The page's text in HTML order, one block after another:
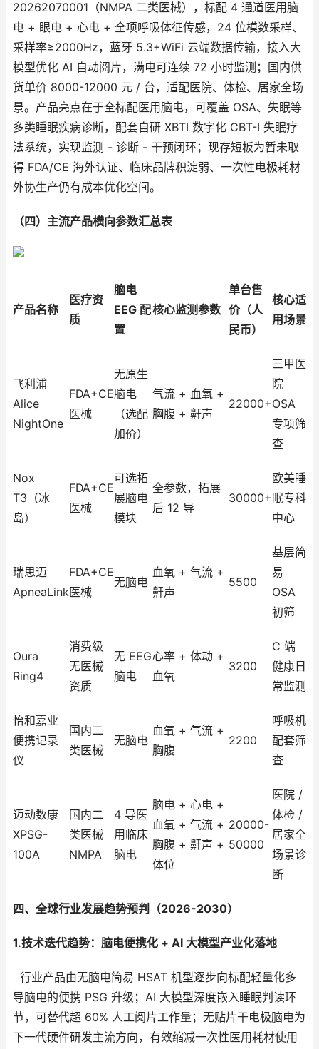
20262070001（NMPA 二类医械），标配 4 通道医用脑
电 + 眼电 + 心电 + 全项呼吸体征传感，24 位模数采样、
采样率≥2000Hz，蓝牙 5.3+WiFi 云端数据传输，接入大
模型优化 AI 自动阅片，满电可连续 72 小时监测；国内供
货单价 8000-12000 元 / 台，适配医院、体检、居家全场
景。产品亮点在于全标配医用脑电，可覆盖 OSA、失眠等
多类睡眠疾病诊断，配套自研 XBTI 数字化 CBT-I 失眠疗
法系统，实现监测 - 诊断 - 干预闭环；现存短板为暂未取
得 FDA/CE 海外认证、临床品牌积淀弱、一次性电极耗材
外协生产仍有成本优化空间。
（四）主流产品横向参数汇总表
产品名称
医疗资
质
脑电
EEG 配
置
核心监测参数
单台售
价（人
民币）
核心适
用场景
飞利浦
Alice
NightOne
FDA+CE
医械
无原生
脑电
（选配
加价）
气流 + 血氧 +
胸腹 + 鼾声
22000+
三甲医
院
OSA
专项筛
查
Nox
T3（冰
岛）
FDA+CE
医械
可选拓
展脑电
模块
全参数，拓展
后 12 导
30000+
欧美睡
眠专科
中心
瑞思迈
ApneaLink
FDA+CE
医械
无脑电
血氧 + 气流 +
鼾声
5500
基层简
易
OSA
初筛
Oura
Ring4
消费级
无医械
资质
无 EEG
脑电
心率 + 体动 +
血氧
3200
C 端
健康日
常监测
怡和嘉业
便携记录
仪
国内二
类医械
无脑电
血氧 + 气流 +
胸腹
2200
呼吸机
配套筛
查
迈动数康
XPSG-
100A
国内二
类医械
NMPA
4 导医
用临床
脑电
脑电 + 心电 +
血氧 + 气流 +
胸腹 + 鼾声 +
体位
20000-
50000
医院 /
体检 /
居家全
场景诊
断
四、全球行业发展趋势预判（2026-2030）
1.技术迭代趋势：脑电便携化 + AI 大模型产业化落地
行业产品由无脑电简易 HSAT 机型逐步向标配轻量化多
导脑电的便携 PSG 升级；AI 大模型深度嵌入睡眠判读环
节，可替代超 60% 人工阅片工作量；无贴片干电极脑电为
下一代硬件研发主流方向，有效缩减一次性医用耗材使用